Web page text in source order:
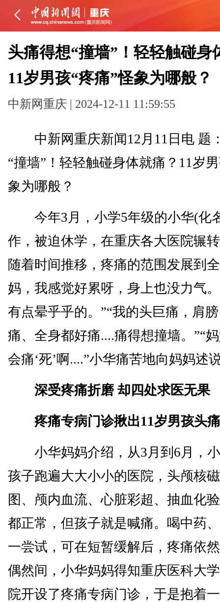
头痛得想“撞墙”！轻轻触碰身
11岁男孩“疼痛”怪象为哪般？
中新网重庆 | 2024-12-11 11:59:55
中新网重庆新闻12月11日电 题
“撞墙”！轻轻触碰身体就痛？11岁
象为哪般？
今年3月，小学5年级的小华(化
作，被迫休学，在重庆各大医院辗
随着时间推移，疼痛的范围发展到
妈，我感觉好累呀，身上也没力气
有点晕乎乎的。”“我的头巨痛，肩
痛、全身都好痛....痛得想撞墙。”“
会痛‘死’啊....”小华痛苦地向妈妈述
深受疼痛折磨 却四处求医无果
疼痛专病门诊揪出11岁男孩头
小华妈妈介绍，从3月到6月，小
孩子跑遍大大小小的医院，头颅核
图、颅内血流、心脏彩超、抽血化
都正常，但孩子就是喊痛。喝中药
一尝试，可在短暂缓解后，疼痛依
偶然间，小华妈妈得知重庆医科大
院开设了疼痛专病门诊，于是抱着